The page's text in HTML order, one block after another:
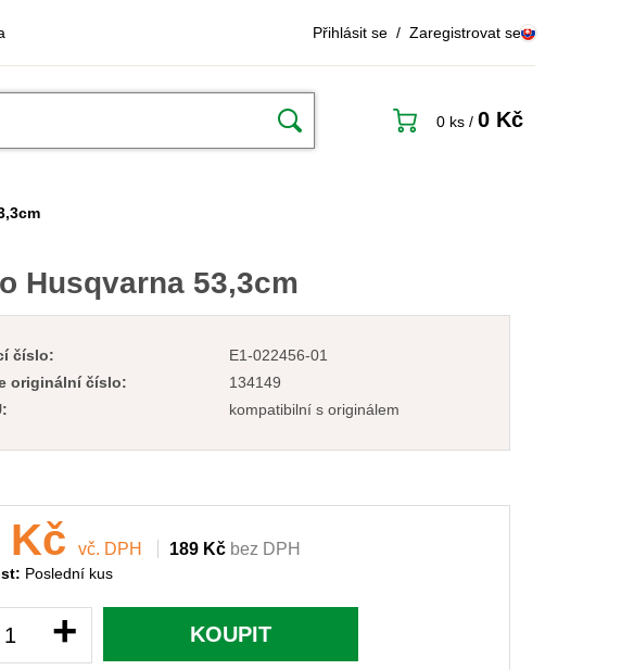
Přihlásit se / Zaregistrovat se
0 ks / 0 Kč
Husqvarna 53,3cm
číslo:
E1-022456-01
originální číslo:
134149
kompatibilní s originálem
Kč vč. DPH 189 Kč bez DPH
Poslední kus
+ KOUPIT